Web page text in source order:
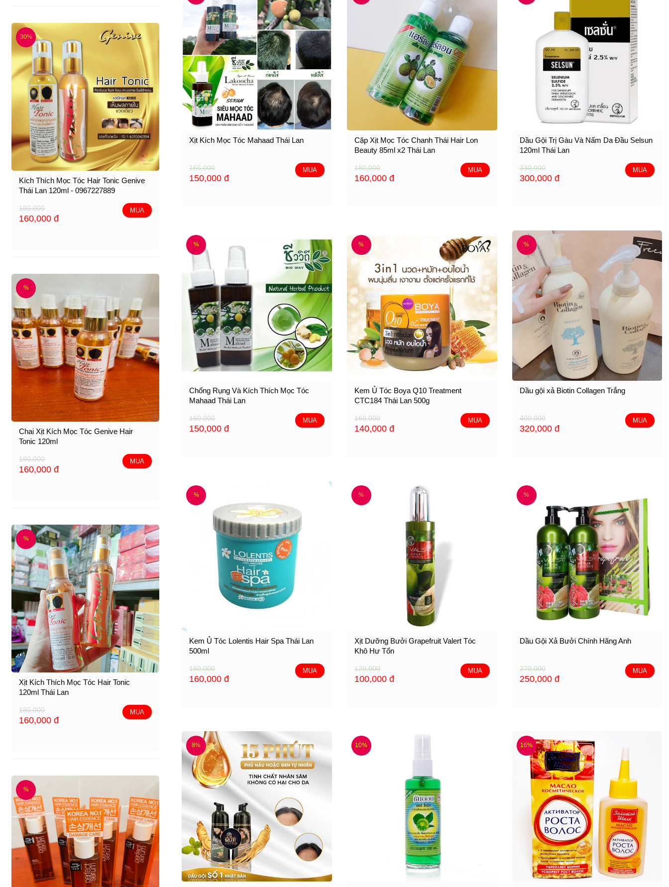
30%
Kích Thích Mọc Tóc Hair Tonic Genive
Thái Lan 120ml - 0967227889
180,000
160,000đ
MUA
%
Chai Xịt Kích Mọc Tóc Genive Hair
Tonic 120ml
180,000
160,000đ
MUA
%
Xịt Kích Thích Mọc Tóc Hair Tonic
120ml Thái Lan
180,000
160,000đ
MUA
%
Xịt Kích Mọc Tóc Mahaad Thái Lan
165,000
150,000đ
MUA
Cặp Xịt Mọc Tóc Chanh Thái Hair Lon
Beauty 85ml x2 Thái Lan
180,000
160,000 đ
MUA
Dầu Gội Trị Gàu Và Nấm Da Đầu Selsun
120ml Thái Lan
330,000
300,000 đ
MUA
%
Chống Rụng Và Kích Thích Mọc Tóc
Mahaad Thái Lan
160,000
150,000đ
MUA
%
Kem Ủ Tóc Boya Q10 Treatment
CTC184 Thái Lan 500g
160,000
140,000 đ
MUA
%
Dầu gội xả Biotin Collagen Trắng
400,000
320,000 đ
MUA
%
Kem Ủ Tóc Lolentis Hair Spa Thái Lan
500ml
180,000
160,000đ
MUA
%
Xịt Dưỡng Bưởi Grapefruit Valert Tóc
Khô Hư Tổn
120,000
100,000 đ
MUA
%
Dầu Gội Xả Bưởi Chính Hãng Anh
270,000
250,000 đ
MUA
8% 10% 16%